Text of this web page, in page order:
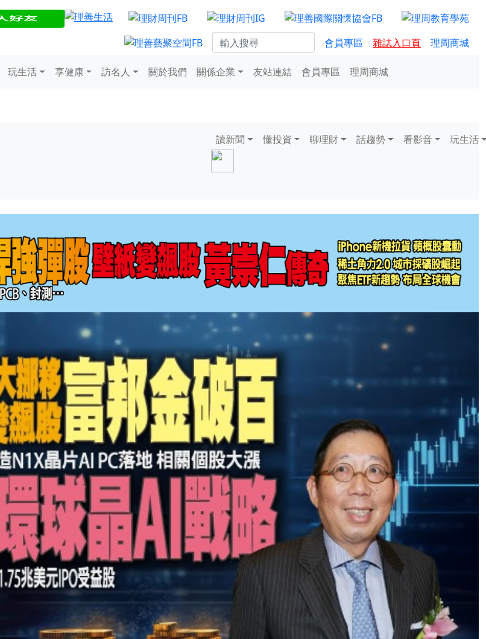
會員專區 雜誌入口頁 理周商城
玩生活 享健康 訪名人 關於我們 關係企業 友站連結 會員專區 理周商城
讀新聞 懂投資 聊理財 話趨勢 看影音 玩生活